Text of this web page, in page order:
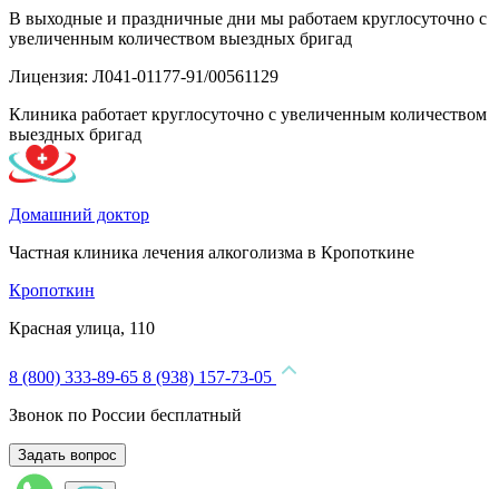
В выходные и праздничные дни мы работаем круглосуточно с
увеличенным количеством выездных бригад
Лицензия: Л041-01177-91/00561129
Клиника работает круглосуточно с увеличенным количеством
выездных бригад
Домашний доктор
Частная клиника лечения алкоголизма в Кропоткине
Кропоткин
Красная улица, 110
8 (800) 333-89-65 8 (938) 157-73-05
Звонок по России бесплатный
Задать вопрос